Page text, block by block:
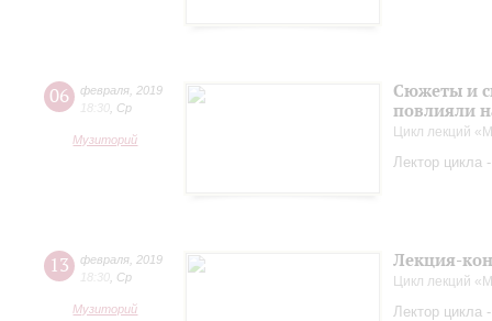
06 февраля 2019
18:30 Ср
Музиторий
Сюжеты и
повлияли
Цикл лекций
Лектор цикла
13 февраля 2019
18:30 Ср
Музиторий
Лекция-
Цикл лекций
Лектор цикла